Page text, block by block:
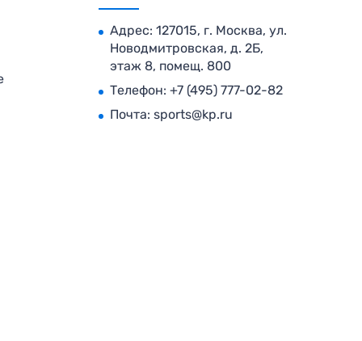
Адрес: 127015, г. Москва, ул.
Новодмитровская, д. 2Б,
этаж 8, помещ. 800
Телефон: +7 (495) 777-02-82
Почта: sports@kp.ru